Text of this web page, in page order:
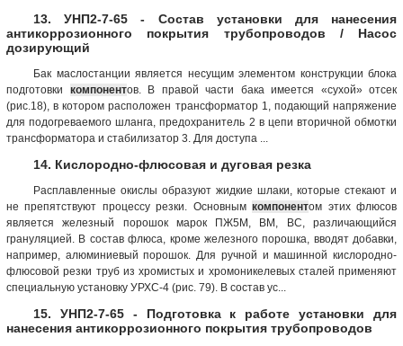
13. УНП2-7-65 - Состав установки для нанесения
антикоррозионного покрытия трубопроводов / Насос
дозирующий
Бак маслостанции является несущим элементом конструкции блока
подготовки компонентов. В правой части бака имеется «сухой» отсек
(рис.18), в котором расположен трансформатор 1, подающий напряжение
для подогреваемого шланга, предохранитель 2 в цепи вторичной обмотки
трансформатора и стабилизатор 3. Для доступа ...
14. Кислородно-флюсовая и дуговая резка
Расплавленные окислы образуют жидкие шлаки, которые стекают и
не препятствуют процессу резки. Основнымкомпонентом этих флюсов
является железный порошок марок ПЖ5М, ВМ, ВС, различающийся
грануляцией. В состав флюса, кроме железного порошка, вводят добавки,
например, алюминиевый порошок. Для ручной и машинной кислородно-
флюсовой резки труб из хромистых и хромоникелевых сталей применяют
специальную установку УРХС-4 (рис. 79). В состав ус...
15. УНП2-7-65 - Подготовка к работе установки для
нанесения антикоррозионного покрытия трубопроводов